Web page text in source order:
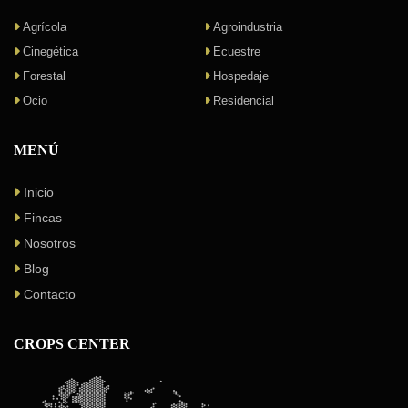
Agrícola
Agroindustria
Cinegética
Ecuestre
Forestal
Hospedaje
Ocio
Residencial
MENÚ
Inicio
Fincas
Nosotros
Blog
Contacto
CROPS CENTER